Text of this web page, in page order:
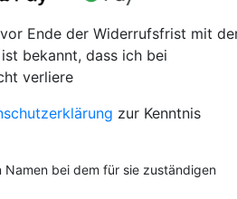
Ende der Widerrufsfrist mit
bekannt, dass ich bei
verliere
zur Kenntnis
bei dem für sie zuständigen